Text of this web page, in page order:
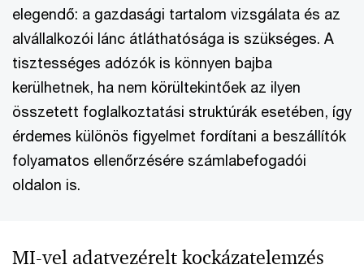
elegendő: a gazdasági tartalom vizsgálata és az
alvállalkozói lánc átláthatósága is szükséges. A
tisztességes adózók is könnyen bajba
kerülhetnek, ha nem körültekintőek az ilyen
összetett foglalkoztatási struktúrák esetében, így
érdemes különös figyelmet fordítani a beszállítók
folyamatos ellenőrzésére számlabefogadói
oldalon is.
MI-vel adatvezérelt kockázatelemzés